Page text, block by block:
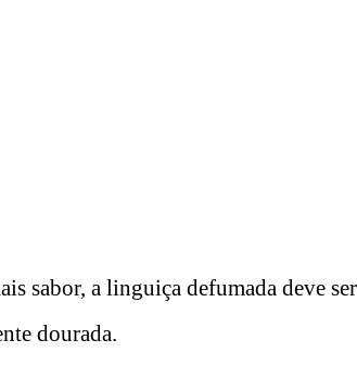
sabor, a linguiça defumada deve
dourada.